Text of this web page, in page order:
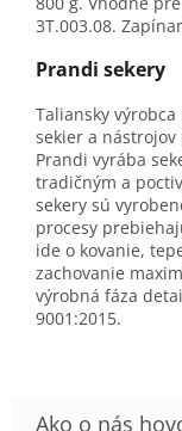
3T.003.08.
Prandi sekery
Taliansky
sekier a
Prandi vyrába
tradičným a
sekery sú
procesy
ide o kovanie,
zachovanie
výrobná fáza
9001:2015.